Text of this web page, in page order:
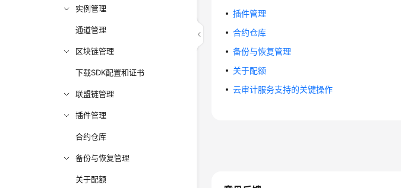
实例管理
通道管理
区块链管理
下载SDK配置和证书
联盟链管理
插件管理
合约仓库
备份与恢复管理
关于配额
插件管理
合约仓库
备份与恢复管理
关于配额
云审计服务支持的关键操作